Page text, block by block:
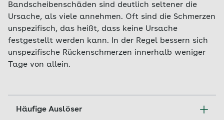
Bandscheibenschäden sind deutlich seltener die
Ursache, als viele annehmen. Oft sind die Schmerzen
unspezifisch, das heißt, dass keine Ursache
festgestellt werden kann. In der Regel bessern sich
unspezifische Rückenschmerzen innerhalb weniger
Tage von allein.
Häufige Auslöser